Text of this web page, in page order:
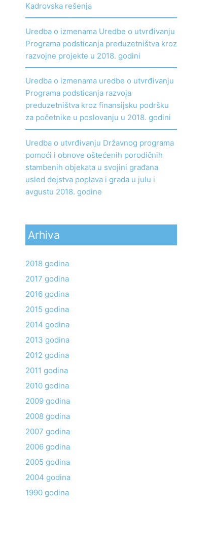
Kadrovska rešenja
Uredba o izmenama Uredbe o utvrđivanju
Programa podsticanja preduzetništva kroz
razvojne projekte u 2018. godini
Uredba o izmenama uredbe o utvrđivanju
Programa podsticanja razvoja
preduzetništva kroz finansijsku podršku
za početnike u poslovanju u 2018. godini
Uredba o utvrđivanju Državnog programa
pomoći i obnove oštećenih porodičnih
stambenih objekata u svojini građana
usled dejstva poplava i grada u julu i
avgustu 2018. godine
Arhiva
2018 godina
2017 godina
2016 godina
2015 godina
2014 godina
2013 godina
2012 godina
2011 godina
2010 godina
2009 godina
2008 godina
2007 godina
2006 godina
2005 godina
2004 godina
1990 godina